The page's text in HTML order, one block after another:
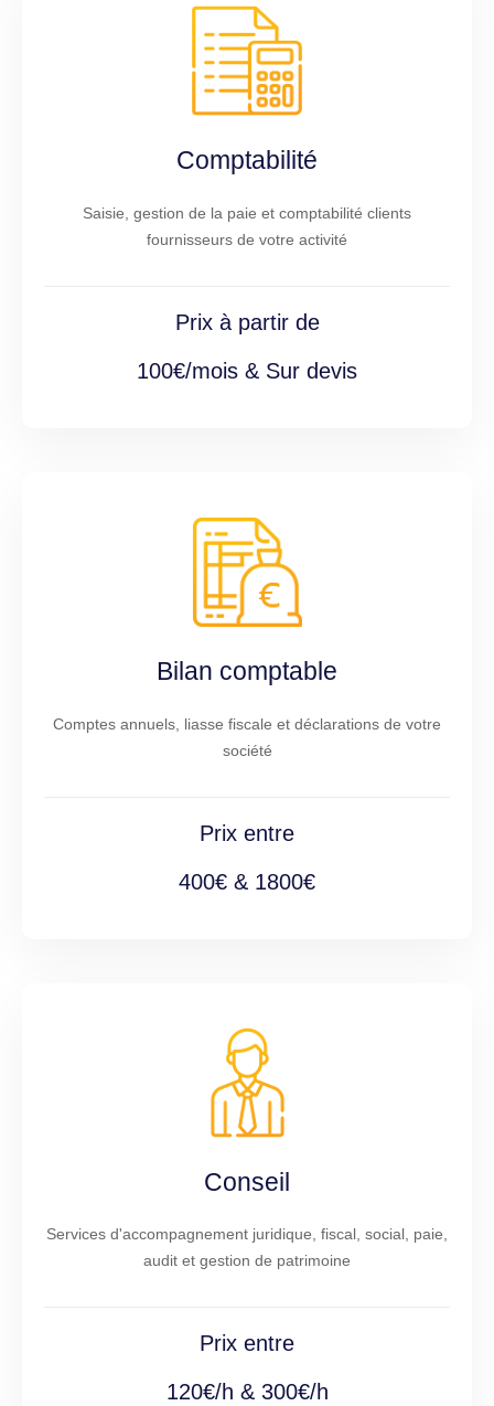
Comptabilité
Saisie, gestion de la paie et comptabilité clients
fournisseurs de votre activité
Prix à partir de
100€/mois & Sur devis
Bilan comptable
Comptes annuels, liasse fiscale et déclarations de votre
société
Prix entre
400€ & 1800€
Conseil
Services d'accompagnement juridique, fiscal, social, paie,
audit et gestion de patrimoine
Prix entre
120€/h & 300€/h